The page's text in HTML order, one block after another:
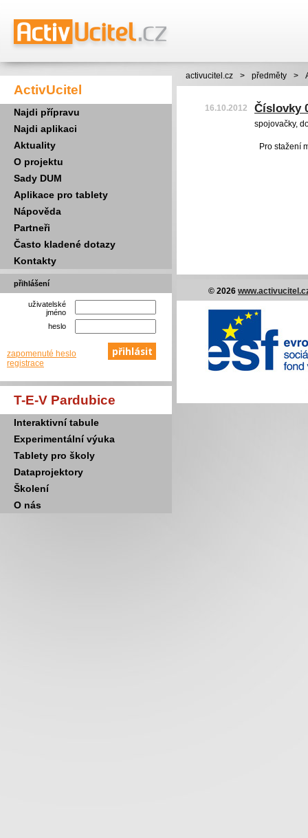
ActivUcitel
Najdi přípravu
Najdi aplikaci
Aktuality
O projektu
Sady DUM
Aplikace pro tablety
Nápověda
Partneři
Často kladené dotazy
Kontakty
přihlášení
uživatelské
jméno
heslo
zapomenuté heslo
registrace
T-E-V Pardubice
Interaktivní tabule
Experimentální výuka
Tablety pro školy
Dataprojektory
Školení
O nás
activucitel.cz > předměty >
16.10.2012 Číslovky
spojovačky,
Pro stažení
© 2026